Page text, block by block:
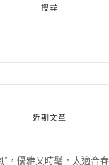
搜尋
近期文章
，優雅又時髦，太適合春